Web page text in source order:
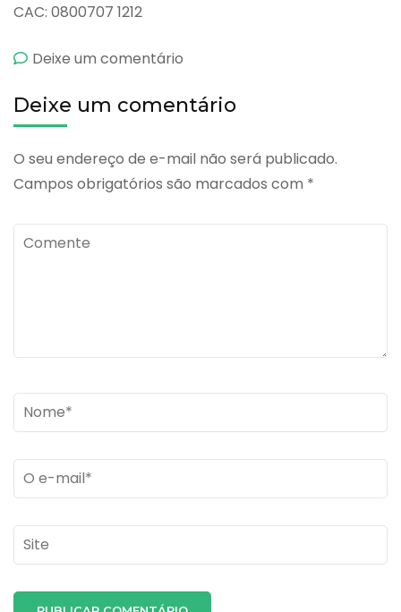
CAC: 0800707 1212
Deixe um comentário
Deixe um comentário
O seu endereço de e-mail não será publicado.
Campos obrigatórios são marcados com *
Comente
Name*
Email *
Site